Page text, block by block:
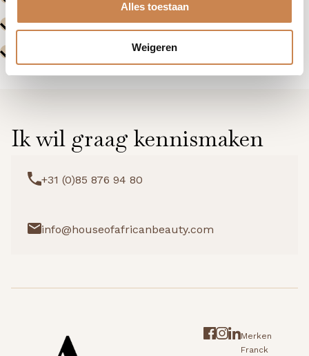
Alles toestaan
Weigeren
Ik wil graag kennismaken
+31 (0)85 876 94 80
info@houseofafricanbeauty.com
Merken
Franck